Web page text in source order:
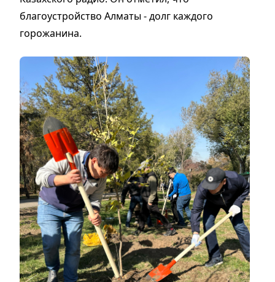
благоустройство Алматы - долг каждого
горожанина.